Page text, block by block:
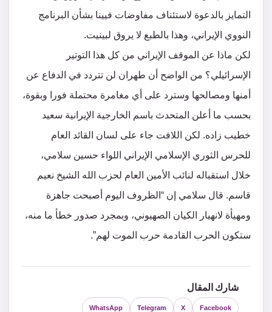
التمايز بالدعوة لاستئناف مفاوضات فيينا بشأن البرنامج
النووي الإيراني، وهذا بالطبع لا يروق لبينيت.
لكن ماذا عن الموقف الإيراني من كل هذا التوتير
الإسرائيلي؟ من الواضح أن طهران لن تتردد في الدفاع عن
أمنها ومصالحها وسترد على أي مغامرة محتملة فورا وبقوة،
بحسب ما أعلن المتحدث باسم الخارجية الإيرانية سعيد
خطيب زاده. لكن اللافت جاء على لسان القائد العام
للحرس الثوري الإسلامي الإيراني اللواء حسين سلامي،
خلال استقباله لنائب الأمين العام لحزب الله الشيخ نعيم
قاسم. قال سلامي إن “الظروف اليوم أصبحت جاهزة
ومهيأة لانهيار الكيان الصهيوني، وبمجرد صدور خطأ ما منه،
ستكون الحرب القادمة حرب الموت لهم”.
شارك المقال
Facebook
X
Telegram
WhatsApp